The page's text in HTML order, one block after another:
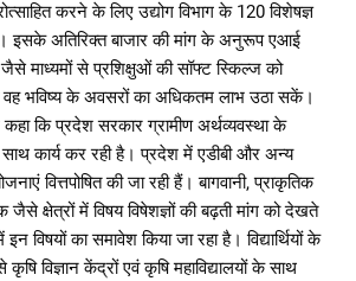
करने के लिए उद्योग विभाग के 120 विशेषज्ञ
इसके अतिरिक्त बाजार की मांग के अनुरूप एआई
जैसे माध्यमों से प्रशिक्षुओं की सॉफ्ट स्किल्ज को
वह भविष्य के अवसरों का अधिकतम लाभ उठा सकें।
कहा कि प्रदेश सरकार ग्रामीण अर्थव्यवस्था के
कार्य कर रही है। प्रदेश में एडीबी और अन्य
वित्तपोषित की जा रही हैं। बागवानी, प्राकृतिक
क्षेत्रों में विषय विषेशज्ञों की बढ़ती मांग को देखते
विषयों का समावेश किया जा रहा है। विद्यार्थियों के
कृषि विज्ञान केंद्रों एवं कृषि महाविद्यालयों के साथ